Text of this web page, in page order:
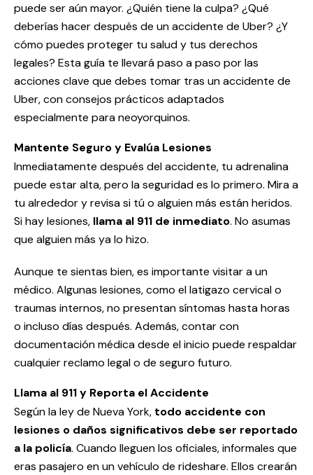
puede ser aún mayor. ¿Quién tiene la culpa? ¿Qué
deberías hacer después de un accidente de Uber? ¿Y
cómo puedes proteger tu salud y tus derechos
legales? Esta guía te llevará paso a paso por las
acciones clave que debes tomar tras un accidente de
Uber, con consejos prácticos adaptados
especialmente para neoyorquinos.
Mantente Seguro y Evalúa Lesiones
Inmediatamente después del accidente, tu adrenalina
puede estar alta, pero la seguridad es lo primero. Mira a
tu alrededor y revisa si tú o alguien más están heridos.
Si hay lesiones, llama al 911 de inmediato. No asumas
que alguien más ya lo hizo.
Aunque te sientas bien, es importante visitar a un
médico. Algunas lesiones, como el latigazo cervical o
traumas internos, no presentan síntomas hasta horas
o incluso días después. Además, contar con
documentación médica desde el inicio puede respaldar
cualquier reclamo legal o de seguro futuro.
Llama al 911 y Reporta el Accidente
Según la ley de Nueva York, todo accidente con
lesiones o daños significativos debe ser reportado
a la policía. Cuando lleguen los oficiales, informales que
eras pasajero en un vehículo de rideshare. Ellos crearán